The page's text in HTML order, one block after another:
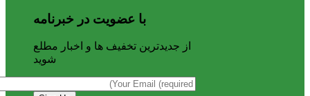
با عضویت در خبرنامه
از جدیدترین تخفیف ها و اخبار مطلع
شوید